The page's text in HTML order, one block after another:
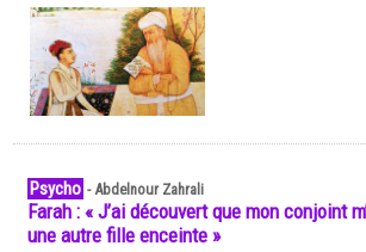
Psycho -Abdelnour Zahrali
Farah : « J’ai découvert que mon conjoint
une autre fille enceinte »